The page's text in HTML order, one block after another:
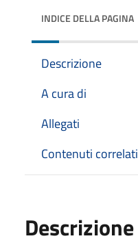
INDICE DELLA PAGINA
Descrizione
A cura di
Allegati
Contenuti correlati
Descrizione